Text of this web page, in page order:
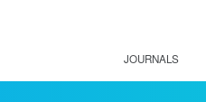
JOURNALS